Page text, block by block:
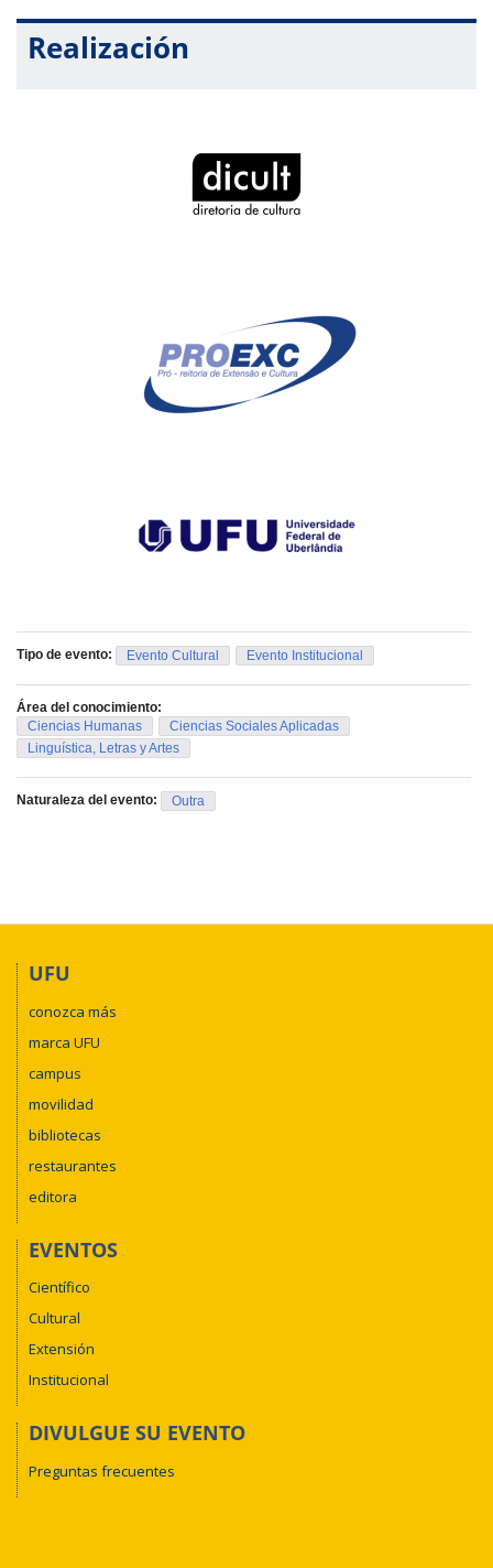
Realización
Tipo de evento: Evento Cultural Evento Institucional
Área del conocimiento:
Ciencias Humanas
Ciencias Sociales Aplicadas
Linguística, Letras y Artes
Naturaleza del evento: Outra
UFU
conozca más
marca UFU
campus
movilidad
bibliotecas
restaurantes
editora
EVENTOS
Científico
Cultural
Extensión
Institucional
DIVULGUE SU EVENTO
Preguntas frecuentes